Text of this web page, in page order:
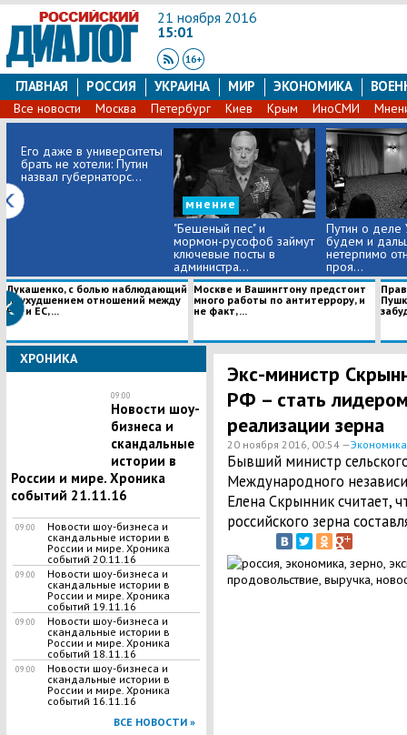
21 ноября 2016
15:01
ГЛАВНАЯ РОССИЯ УКРАИНА МИР ЭКОНОМИКА
Все новости Москва Петербург Киев Крым ИноСМИ
Его даже в университеты
брать не хотели: Путин
назвал губернаторс...
мнение
"Бешеный пес" и
мормон-русофоб займут
ключевые посты в
администра...
Путин о деле
будем и
нетерпимо
проя...
Лукашенко, с болью наблюдающий
за ухудшением отношений между
РФ и ЕС, ...
Москве и Вашингтону предстоит
много работы по антитеррору, и
не факт, ...
ХРОНИКА
09:00
Новости шоу-
бизнеса и
скандальные
истории в
России и мире. Хроника
событий 21.11.16
09:00
Новости шоу-бизнеса и
скандальные истории в
России и мире. Хроника
событий 20.11.16
09:00
Новости шоу-бизнеса и
скандальные истории в
России и мире. Хроника
событий 19.11.16
09:00
Новости шоу-бизнеса и
скандальные истории в
России и мире. Хроника
событий 18.11.16
09:00
Новости шоу-бизнеса и
скандальные истории в
России и мире. Хроника
событий 16.11.16
ВСЕ НОВОСТИ »
Экс-министр
РФ – стать
реализации зерна
20 ноября 2016, 00:54 —Экономика
Бывший министр
Международного
Елена Скрынник считает,
российского зерна